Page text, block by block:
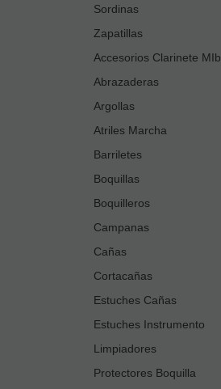
Sordinas
Zapatillas
Accesorios Clarinete MIb
Abrazaderas
Argollas
Atriles Marcha
Barriletes
Boquillas
Boquilleros
Campanas
Cañas
Cortacañas
Estuches Cañas
Estuches Instrumento
Limpiadores
Protectores Boquilla